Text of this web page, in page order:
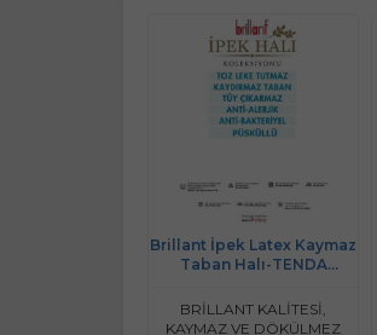
Brillant İpek Latex Kaymaz
Taban Halı-TENDA
BRİLLANT KALİTESİ,
KAYMAZ VE DÖKÜLMEZ